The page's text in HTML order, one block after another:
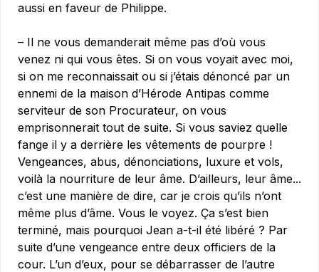
aussi en faveur de Philippe.
– Il ne vous demanderait même pas d’où vous
venez ni qui vous êtes. Si on vous voyait avec moi,
si on me reconnaissait ou si j’étais dénoncé par un
ennemi de la maison d’Hérode Antipas comme
serviteur de son Procurateur, on vous
emprisonnerait tout de suite. Si vous saviez quelle
fange il y a derrière les vêtements de pourpre !
Vengeances, abus, dénonciations, luxure et vols,
voilà la nourriture de leur âme. D’ailleurs, leur âme...
c’est une manière de dire, car je crois qu’ils n’ont
même plus d’âme. Vous le voyez. Ça s’est bien
terminé, mais pourquoi Jean a-t-il été libéré ? Par
suite d’une vengeance entre deux officiers de la
cour. L’un d’eux, pour se débarrasser de l’autre